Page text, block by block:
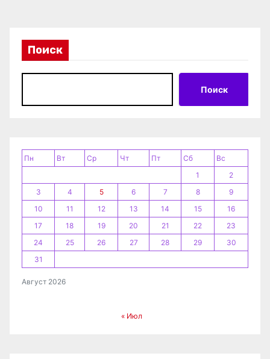
а
п
м
Поиск
Поиск
Август 2026
Пн Вт Ср Чт Пт Сб
Вс
1
2
3
4 5 6 7 8
9
10
11 12 13 14 15
16
17
18 19 20 21 22
23
24
25 26 27 28 29
30
31
« Июл